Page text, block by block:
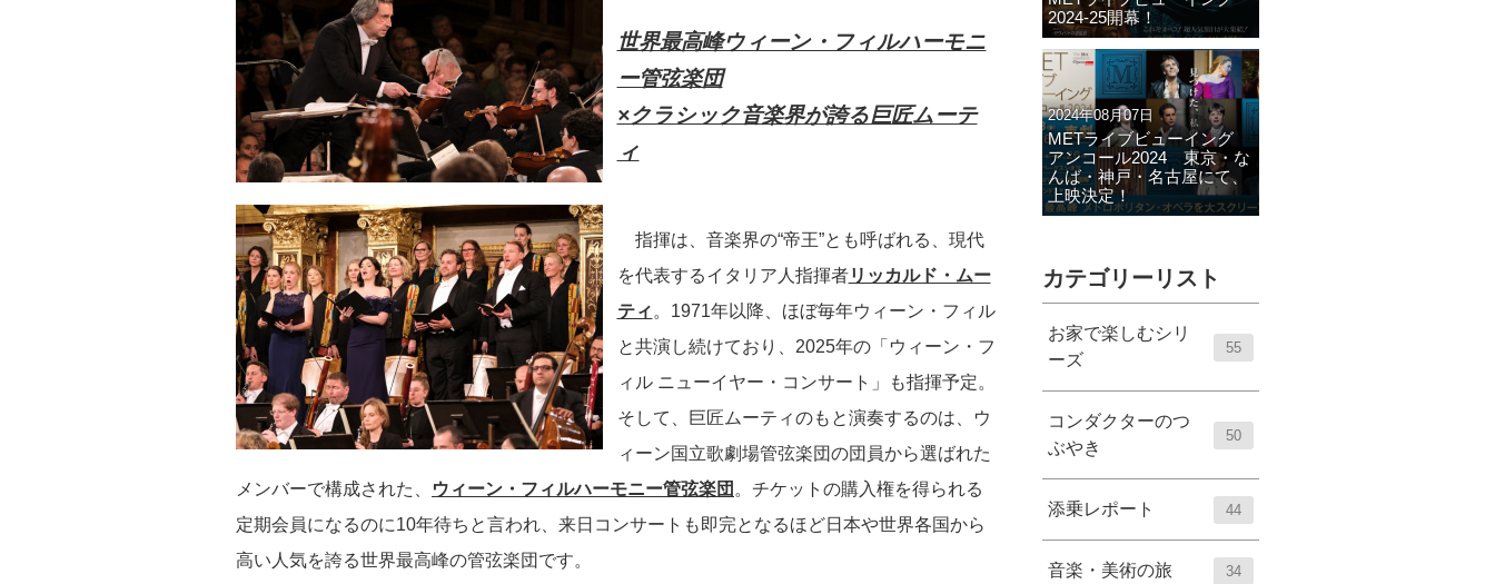
世界最高峰ウィーン・フィルハーモニ
ー管弦楽団
×クラシック音楽界が誇る巨匠ムーテ
ィ
指揮は、音楽界の“帝王”とも呼ばれる、現代
を代表するイタリア人指揮者リッカルド・ムー
ティ 。1971年以降、ほぼ毎年ウィーン・フィル
と共演し続けており、2025年の「ウィーン・フ
ィル ニューイヤー・コンサート」も指揮予定。
そして、巨匠ムーティのもと演奏するのは、ウ
ィーン国立歌劇場管弦楽団の団員から選ばれた
メンバーで構成された、
ウィーン・フィルハーモニー管弦楽団 。チケットの購入権を得られる
定期会員になるのに10年待ちと言われ、来日コンサートも即完となるほど日本や世界各国から
高い人気を誇る世界最高峰の管弦楽団です。
2024-25開幕！
2024年08月07日
METライブビューイング
アンコール2024 東京・な
んば・神戸・名古屋にて、
上映決定！
カテゴリーリスト
お家で楽しむシリ
ーズ
55
コンダクターのつ
ぶやき
50
添乗レポート 44
音楽・美術の旅 34